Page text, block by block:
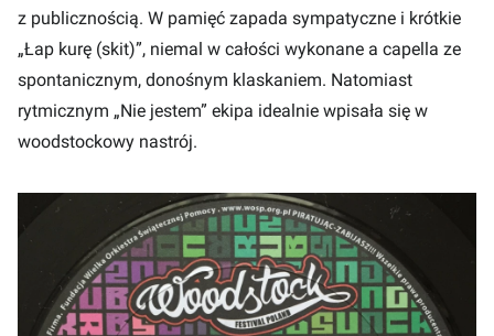
z publicznością. W pamięć zapada sympatyczne i krótkie
„Łap kurę (skit)”, niemal w całości wykonane a capella ze
spontanicznym, donośnym klaskaniem. Natomiast
rytmicznym „Nie jestem” ekipa idealnie wpisała się w
woodstockowy nastrój.